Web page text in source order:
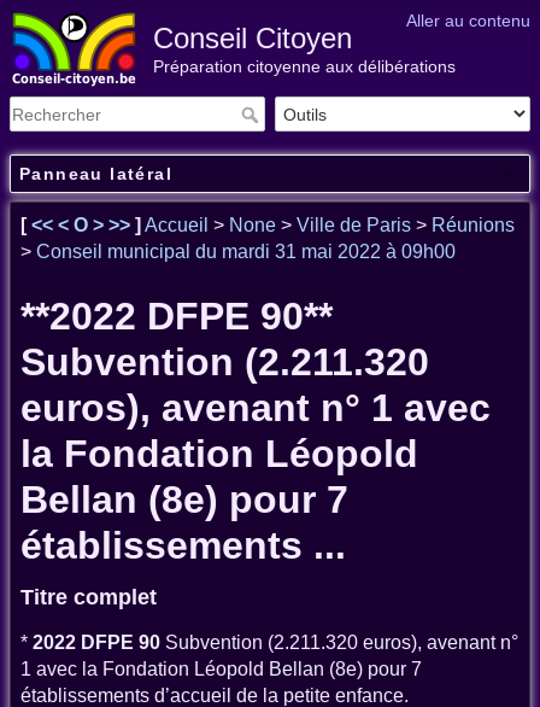
Aller au contenu
Conseil Citoyen
Préparation citoyenne aux délibérations
Panneau latéral
[<< < O > >> ] Accueil > None > Ville de Paris > Réunions
> Conseil municipal du mardi 31 mai 2022 à 09h00
**2022 DFPE 90**
Subvention (2.211.320
euros), avenant n° 1 avec
la Fondation Léopold
Bellan (8e) pour 7
établissements ...
Titre complet
* 2022 DFPE 90 Subvention (2.211.320 euros), avenant n°
1 avec la Fondation Léopold Bellan (8e) pour 7
établissements d’accueil de la petite enfance.